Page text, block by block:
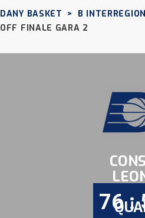
DANY BASKET > B
OFF FINALE GARA 2
76 :